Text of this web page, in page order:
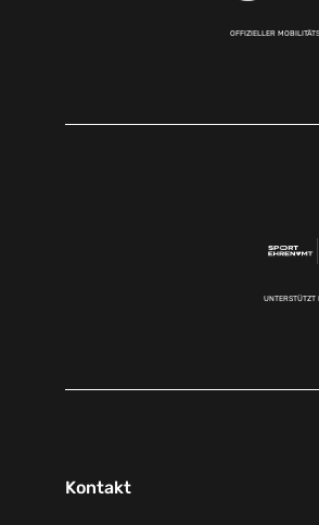
OFFIZIELLER
UNTERSTÜTZT
Kontakt